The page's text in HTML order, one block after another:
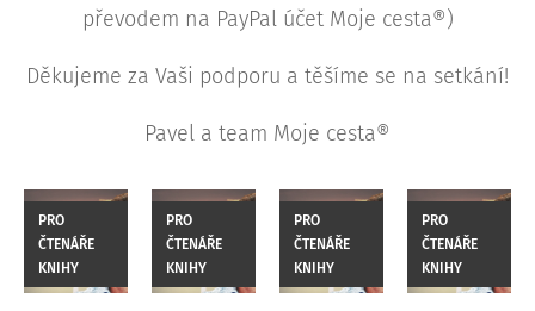
převodem na PayPal účet Moje cesta®)
Děkujeme za Vaši podporu a těšíme se na setkání!
Pavel a team Moje cesta®
PRO
ČTENÁŘE
KNIHY
PRO
ČTENÁŘE
KNIHY
PRO
ČTENÁŘE
KNIHY
PRO
ČTENÁŘE
KNIHY